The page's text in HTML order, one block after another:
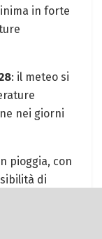
in forte
: il meteo si
nei giorni
pioggia, con
di